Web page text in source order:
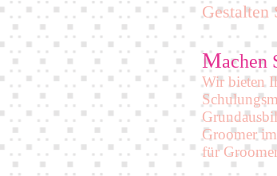
Gestalten
Machen
Wir bieten
Groomer
für